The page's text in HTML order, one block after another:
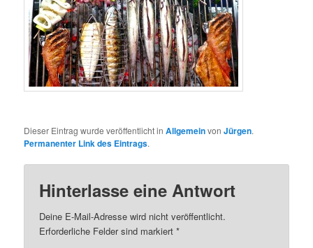
Dieser Eintrag wurde veröffentlicht inAllgemeinvonJürgen.
Permanenter Link des Eintrags.
Hinterlasse eine Antwort
Deine E-Mail-Adresse wird nicht veröffentlicht.
Erforderliche Felder sind markiert*